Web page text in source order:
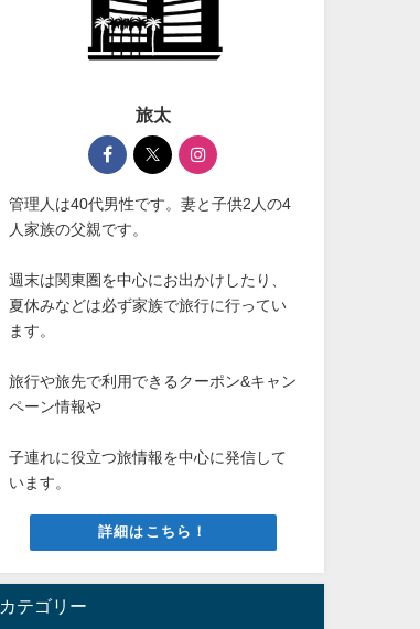
旅太
管理人は40代男性です。妻と子供2人の4
人家族の父親です。
週末は関東圏を中心にお出かけしたり、
夏休みなどは必ず家族で旅行に行ってい
ます。
旅行や旅先で利用できるクーポン&キャン
ペーン情報や
子連れに役立つ旅情報を中心に発信して
います。
詳細はこちら！
カテゴリー